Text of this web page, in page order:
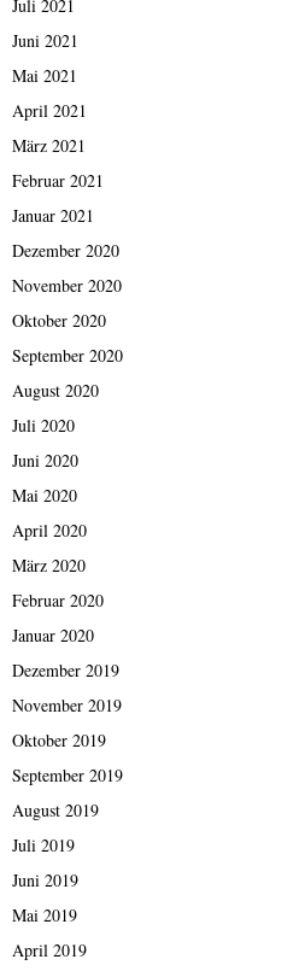
Juli 2021
Juni 2021
Mai 2021
April 2021
März 2021
Februar 2021
Januar 2021
Dezember 2020
November 2020
Oktober 2020
September 2020
August 2020
Juli 2020
Juni 2020
Mai 2020
April 2020
März 2020
Februar 2020
Januar 2020
Dezember 2019
November 2019
Oktober 2019
September 2019
August 2019
Juli 2019
Juni 2019
Mai 2019
April 2019